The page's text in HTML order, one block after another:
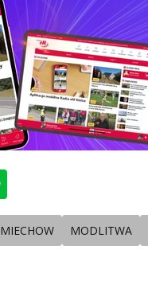
MIECHOW MODLITWA